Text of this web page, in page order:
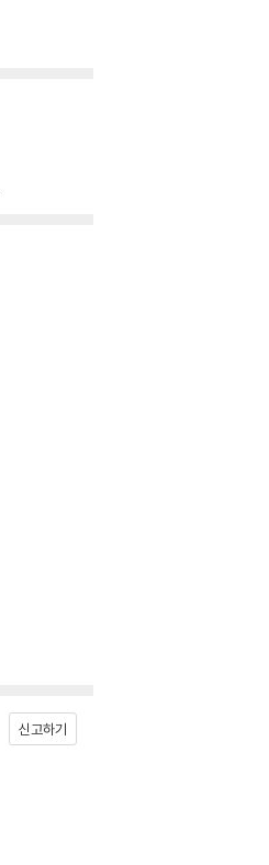
신고하기